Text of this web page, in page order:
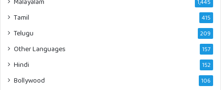
1,445
Tamil 415
Telugu 209
Other Languages 157
Hindi 152
Bollywood 106